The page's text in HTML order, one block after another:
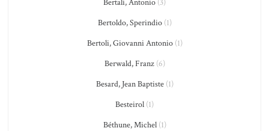
Bertali, Antonio (3)
Bertoldo, Sperindio(1)
Bertoli, Giovanni Antonio(1)
Berwald, Franz(6)
Besard, Jean Baptiste(1)
Besteirol (1)
Béthune, Michel(1)